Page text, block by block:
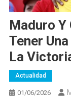
Maduro
Tener
La
Actualidad
01/06/2026